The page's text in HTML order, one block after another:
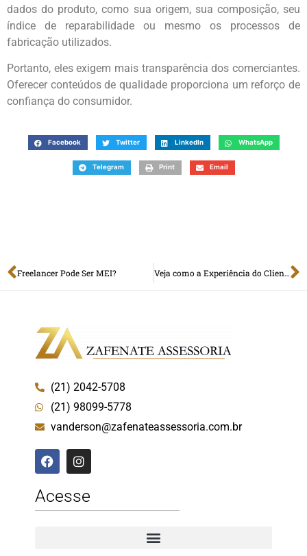
dados do produto, como sua origem, sua composição, seu
índice de reparabilidade ou mesmo os processos de
fabricação utilizados.
Portanto, eles exigem mais transparência dos comerciantes.
Oferecer conteúdos de qualidade proporciona um reforço de
confiança do consumidor.
Facebook Twitter LinkedIn WhatsApp
Telegram Print Email
Freelancer Pode Ser MEI? Veja como a Experiência do Cliente pode Alavancar suas Vendas
(21) 2042-5708
(21) 98099-5778
vanderson@zafenateassessoria.com.br
Acesse